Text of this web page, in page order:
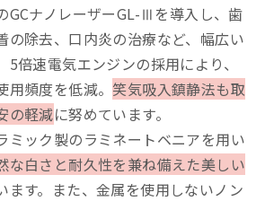
GCナノレーザーGL-Ⅲを導入し、歯
の除去、口内炎の治療など、幅広い
倍速電気エンジンの採用により、
頻度を低減。 笑気吸入鎮静法も取
の軽減に努めています。
ミック製のラミネートベニアを用い
な白さと耐久性を兼ね備えた美しい
ます。また、金属を使用しないノン